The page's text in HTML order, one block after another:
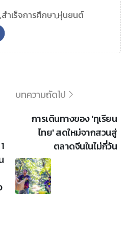
สำเร็จการศึกษา,หุ่นยนต์
บทความถัดไป
การเดินทางของ 'ทุเรียน
ไทย' สดใหม่จากสวนสู่
ตลาดจีนในไม่กี่วัน